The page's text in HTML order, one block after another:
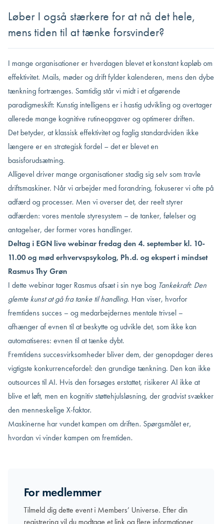
Løber I også stærkere for at nå det hele,
mens tiden til at tænke forsvinder?
I mange organisationer er hverdagen blevet et konstant kapløb om
effektivitet. Mails, møder og drift fylder kalenderen, mens den dybe
tænkning fortrænges. Samtidig står vi midt i et afgørende
paradigmeskift: Kunstig intelligens er i hastig udvikling og overtager
allerede mange kognitive rutineopgaver og optimerer driften.
Det betyder, at klassisk effektivitet og faglig standardviden ikke
længere er en strategisk fordel – det er blevet en
basisforudsætning.
Alligevel driver mange organisationer stadig sig selv som travle
driftsmaskiner. Når vi arbejder med forandring, fokuserer vi ofte på
adfærd og processer. Men vi overser det, der reelt styrer
adfærden: vores mentale styresystem – de tanker, følelser og
antagelser, der former vores handlinger.
Deltag i EGN live webinar fredag den 4. september kl. 10-
11.00 og mød erhvervspsykolog, Ph.d. og ekspert i mindset
Rasmus Thy Grøn
I dette webinar tager Rasmus afsæt i sin nye bog Tankekraft: Den
glemte kunst at gå fra tanke til handling. Han viser, hvorfor
fremtidens succes – og medarbejdernes mentale trivsel –
afhænger af evnen til at beskytte og udvikle det, som ikke kan
automatiseres: evnen til at tænke dybt.
Fremtidens succesvirksomheder bliver dem, der genopdager deres
vigtigste konkurrencefordel: den grundige tænkning. Den kan ikke
outsources til AI. Hvis den forsøges erstattet, risikerer AI ikke at
blive et løft, men en kognitiv støttehjulsløsning, der gradvist svækker
den menneskelige X-faktor.
Maskinerne har vundet kampen om driften. Spørgsmålet er,
hvordan vi vinder kampen om fremtiden.
For medlemmer
Tilmeld dig dette event i Members’ Universe. Efter din
registrering vil du modtage et link og flere informationer